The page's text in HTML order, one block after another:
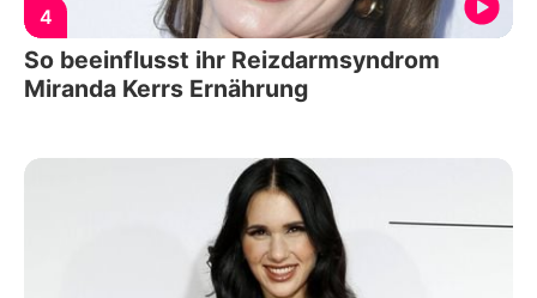
4
So beeinflusst ihr Reizdarmsyndrom
Miranda Kerrs Ernährung